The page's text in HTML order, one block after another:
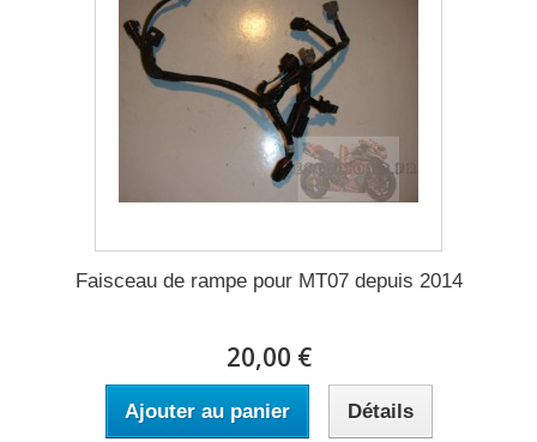
Faisceau de rampe pour MT07 depuis 2014
20,00 €
Ajouter au panier Détails